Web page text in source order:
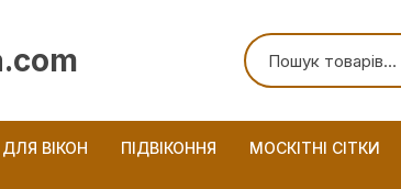
ВІКОН ПІДВІКОННЯ МОСКІТНІ СІТКИ